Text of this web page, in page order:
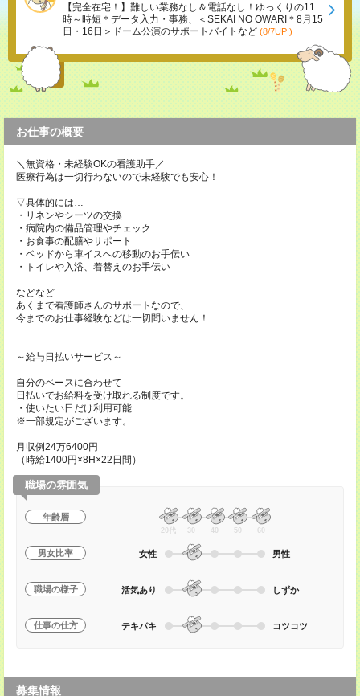
【完全在宅！】難しい業務なし＆電話なし！ゆっくりの11
時～時短＊データ入力・事務、＜SEKAI NO OWARI＊8月15
日・16日＞ドーム公演のサポートバイトなど (8/7UP!)
お仕事の概要
＼無資格・未経験OKの看護助手／
医療行為は一切行わないので未経験でも安心！
▽具体的には…
・リネンやシーツの交換
・病院内の備品管理やチェック
・お食事の配膳やサポート
・ベッドから車イスへの移動のお手伝い
・トイレや入浴、着替えのお手伝い
などなど
あくまで看護師さんのサポートなので、
今までのお仕事経験などは一切問いません！
～給与日払いサービス～
自分のペースに合わせて
日払いでお給料を受け取れる制度です。
・使いたい日だけ利用可能
※一部規定がございます。
月収例24万6400円
（時給1400円×8H×22日間）
職場の雰囲気
年齢層
20代 30 40 50 60
男女比率 女性 男性
職場の様子 活気あり しずか
仕事の仕方 テキパキ コツコツ
募集情報